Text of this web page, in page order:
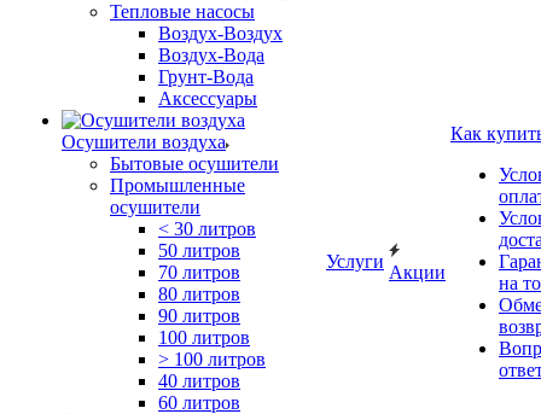
Тепловые насосы
Воздух-Воздух
Воздух-Вода
Грунт-Вода
Аксессуары
Осушители воздуха
Бытовые осушители
Промышленные
осушители
< 30 литров
50 литров
70 литров
80 литров
90 литров
100 литров
> 100 литров
40 литров
60 литров
Услуги
Акции
Как
на